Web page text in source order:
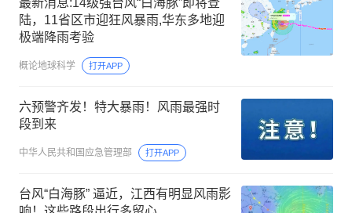
最新消息:14级强台风“白海豚”即将登
陆，11省区市迎狂风暴雨,华东多地迎
极端降雨考验
概论地球科学 打开APP
六预警齐发！特大暴雨！风雨最强时
段到来
中华人民共和国应急管理部 打开APP
台风“白海豚” 逼近，江西有明显风雨影